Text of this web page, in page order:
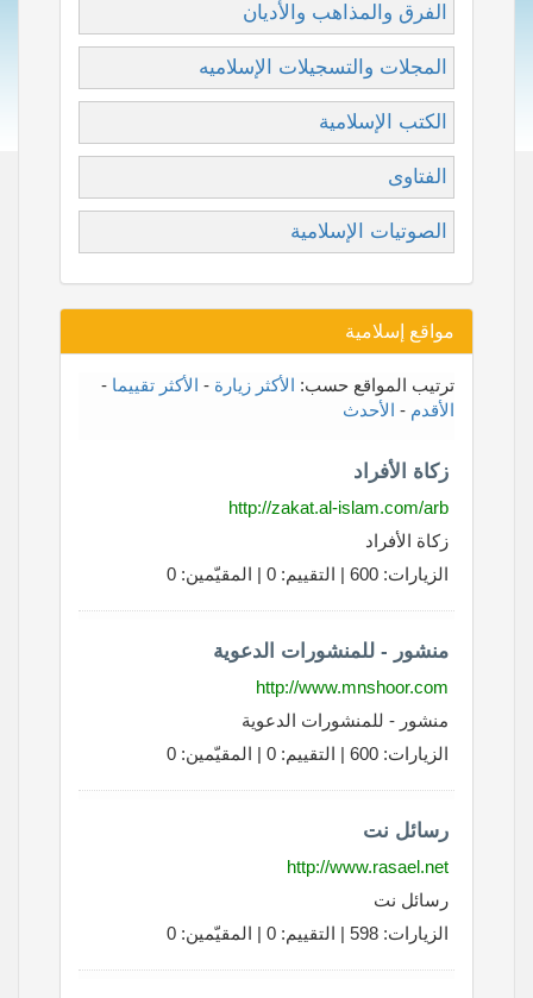
الفرق والمذاهب والأديان
المجلات والتسجيلات الإسلاميه
الكتب الإسلامية
الصوتيات الإسلامية
مواقع إسلامية
ترتيب المواقع حسب: الأكثر زيارة- الأكثر تقييما-
-الأحدث
زكاة الأفراد
http://zakat.al-islam.com/arb
زكاة الأفراد
الزيارات: 600 | التقييم: 0 | المقيّمين: 0
منشور - للمنشورات الدعوية
http://www.mnshoor.com
منشور - للمنشورات الدعوية
الزيارات: 600 | التقييم: 0 | المقيّمين: 0
رسائل نت
http://www.rasael.net
رسائل نت
الزيارات: 598 | التقييم: 0 | المقيّمين: 0